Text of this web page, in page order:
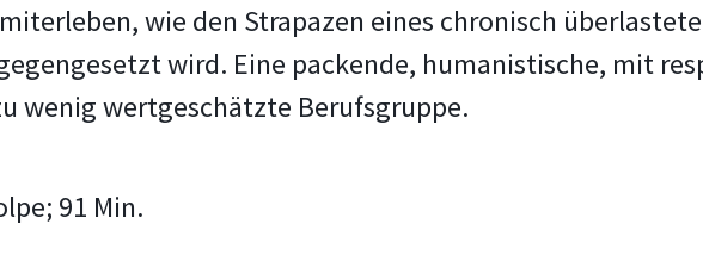
wie den Strapazen eines chronisch
wird. Eine packende, humanistische, mit
wenig wertgeschätzte Berufsgruppe.
91 Min.